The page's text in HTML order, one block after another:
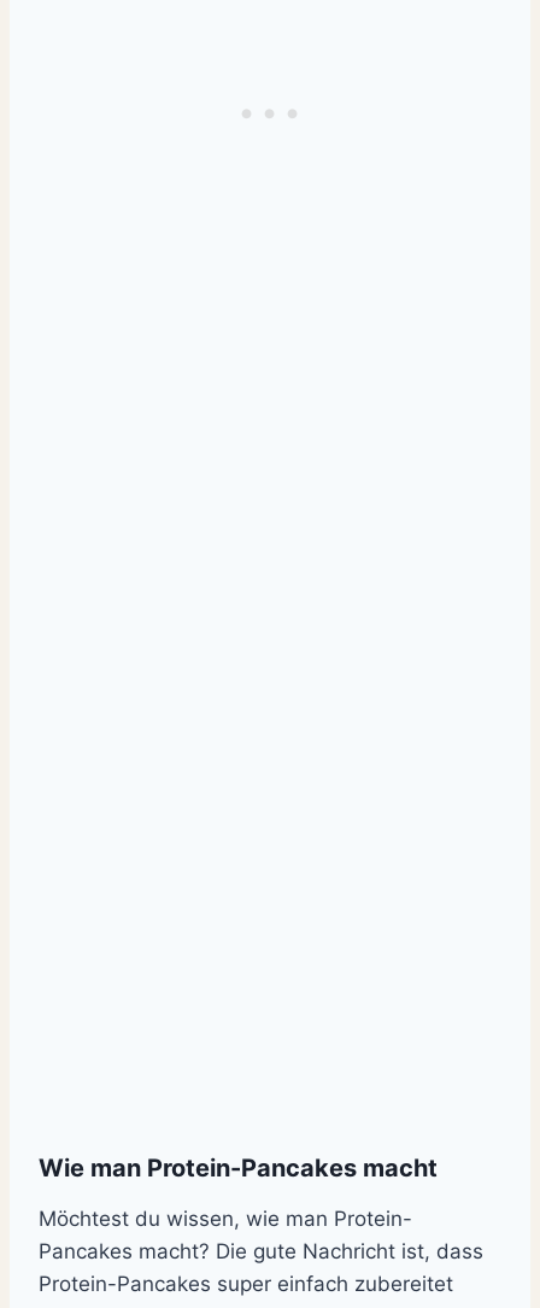
Wie man Protein-Pancakes macht
Möchtest du wissen, wie man Protein-
Pancakes macht? Die gute Nachricht ist, dass
Protein-Pancakes super einfach zubereitet